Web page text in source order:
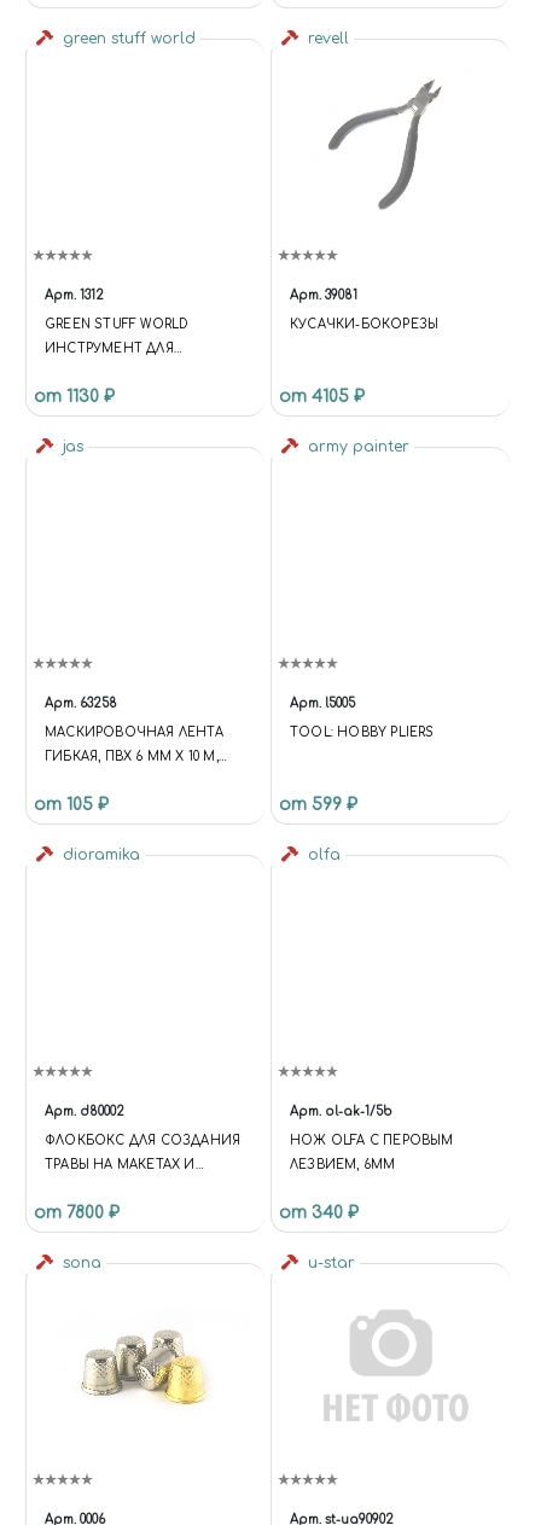
green stuff world
Арт. 1312
GREEN STUFF WORLD
ИНСТРУМЕНТ ДЛЯ
СВЕТЛО-ЗЕЛЁНЫЙ /
MINIATURE LEAF PUNCH
LIGHT GREEN
от 1130 ₽
revell
Арт. 39081
КУСАЧКИ-БОКОРЕЗЫ
от 4105 ₽
jas
Арт. 63258
МАСКИРОВОЧНАЯ ЛЕНТА
ГИБКАЯ, ПВХ 6 ММ Х 10 М,
от 105 ₽
army painter
Арт. l5005
TOOL: HOBBY PLIERS
от 599 ₽
dioramika
Арт. d80002
ФЛОКБОКС ДЛЯ СОЗДАНИЯ
ТРАВЫ НА МАКЕТАХ И
от 7800 ₽
olfa
Арт. ol-ak-1/5b
НОЖ OLFA С ПЕРОВЫМ
ЛЕЗВИЕМ, 6ММ
от 340 ₽
sona
Арт. 0006
u-star
Арт. st-ua90902